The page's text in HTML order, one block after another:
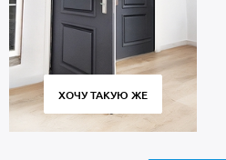
ХОЧУ ТАКУЮ ЖЕ